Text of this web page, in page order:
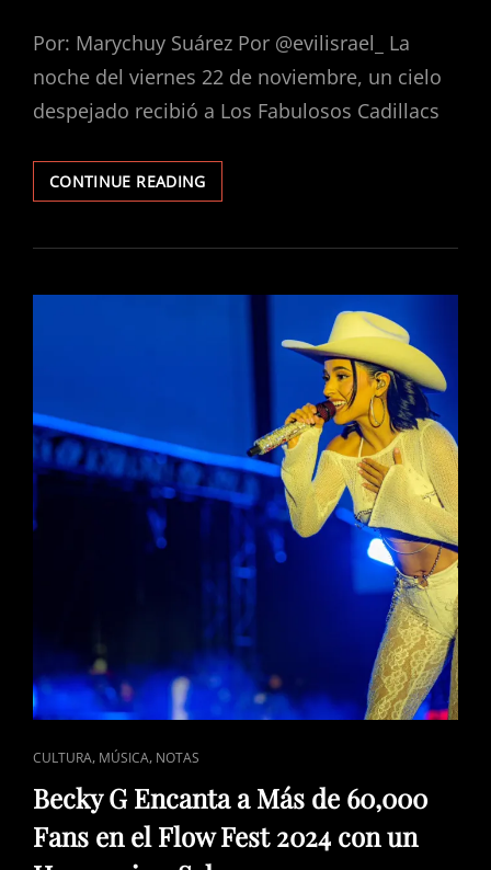
Por: Marychuy Suárez Por @evilisrael_ La
noche del viernes 22 de noviembre, un cielo
despejado recibió a Los Fabulosos Cadillacs
CONTINUE READINGUNA
FABULOSA
CADILLACS:
EN
CAT
LINKS
CULTURA, MÚSICA, NOTAS
Becky G Encanta a Más de 60,000
Fans en el Flow Fest 2024 con un